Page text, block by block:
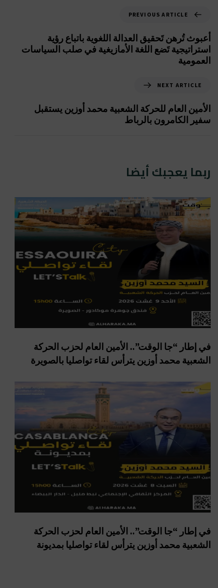
PREVIOUS ARTICLE
أعبوث تُرهن تَحقيق العدالة اللغوية باتباع رؤية
استراتيجية تَضع اللغة الأمازيغية في صلب السياسات
العمومية
NEXT ARTICLE
الأمين العام للحركة الشعبية محمد أوزين يستقبل
سفير الكامرون بالرباط
ربما يعجبك أيضا
في إطار “جا الوقت”.. الأمين العام لحزب الحركة
الشعبية محمد أوزين يترأس لقاء تواصليا بالصويرة
في إطار “جا الوقت”.. الأمين العام لحزب الحركة
الشعبية محمد أوزين يترأس لقاء تواصليا بمديونة